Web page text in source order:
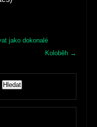
jako dokonalé
Koloběh →
Hledat